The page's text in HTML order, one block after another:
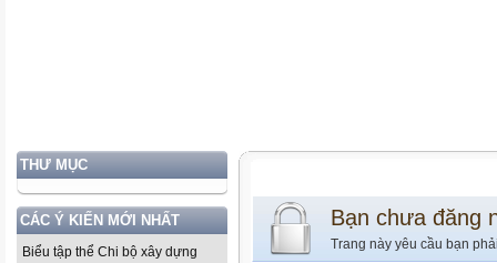
THƯ MỤC
CÁC Ý KIẾN MỚI NHẤT
Biểu tập thể Chi bộ xây dựng
Bạn chưa đăng
Trang này yêu cầu bạn